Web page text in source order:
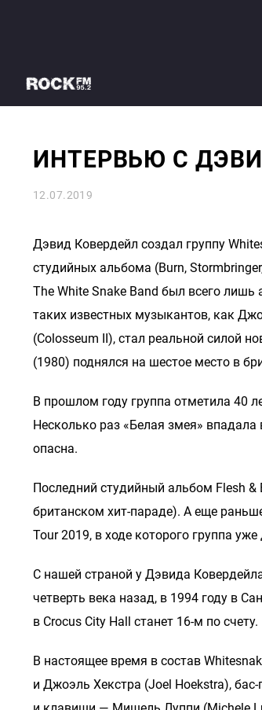
ИНТЕРВЬЮ С
12.07.2019
Дэвид Ковердейл создал группу
студийных альбома (Burn,
The White Snake Band был всего
таких известных музыкантов, как
(Colosseum II), стал реальной силой
(1980) поднялся на шестое место в
В прошлом году группа отметила 40
Несколько раз «Белая змея»
опасна.
Последний студийный альбом Flesh
британском хит-параде). А еще
Tour 2019, в ходе которого группа
С нашей страной у Дэвида
четверть века назад, в 1994 году в
в Crocus City Hall станет 16-м по счету.
В настоящее время в состав
и Джоэль Хекстра (Joel Hoekstra),